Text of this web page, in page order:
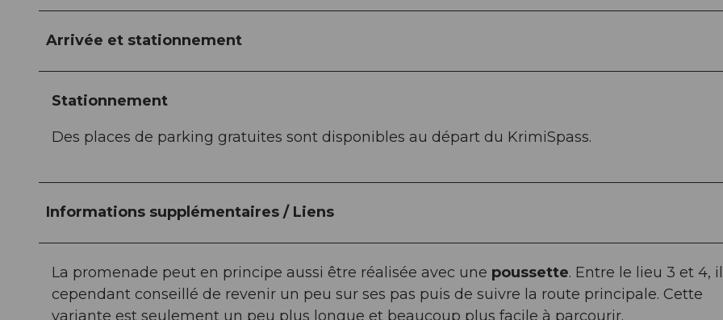
Arrivée et stationnement
Stationnement
Des places de parking gratuites sont disponibles au départ du KrimiSpass.
Informations supplémentaires / Liens
La promenade peut en principe aussi être réalisée avec une poussette. Entre le lieu 3 et 4,
cependant conseillé de revenir un peu sur ses pas puis de suivre la route principale. Cette
variante est seulement un peu plus longue et beaucoup plus facile à parcourir.